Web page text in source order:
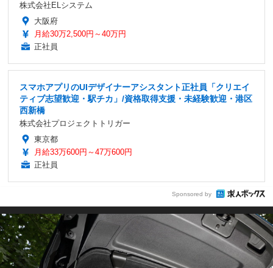
株式会社ELシステム
大阪府
月給30万2,500円～40万円
正社員
スマホアプリのUIデザイナーアシスタント正社員「クリエイ
ティブ志望歓迎・駅チカ」/資格取得支援・未経験歓迎・港区
西新橋
株式会社プロジェクトトリガー
東京都
月給33万600円～47万600円
正社員
Sponsored by